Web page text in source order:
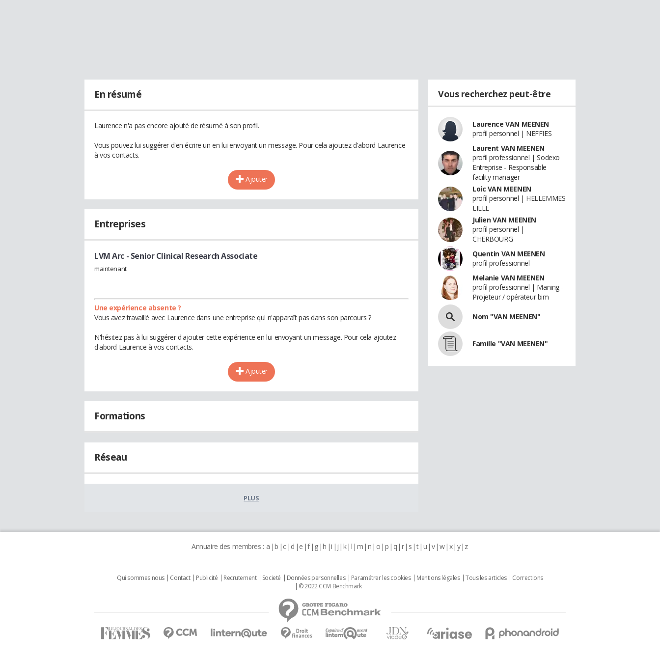
En résumé
Laurence n'a pas encore ajouté de résumé à son profil.
Vous pouvez lui suggérer d'en écrire un en lui envoyant un message. Pour cela ajoutez d'abord Laurence
à vos contacts.
Ajouter
Entreprises
LVM Arc - Senior Clinical Research Associate
maintenant
Une expérience absente ?
Vous avez travaillé avec Laurence dans une entreprise qui n'apparaît pas dans son parcours ?
N'hésitez pas à lui suggérer d'ajouter cette expérience en lui envoyant un message. Pour cela ajoutez
d'abord Laurence à vos contacts.
Ajouter
Formations
Réseau
PLUS
Vous recherchez peut-être
Laurence VAN MEENEN
profil personnel | NEFFIES
Laurent VAN MEENEN
profil professionnel | Sodexo
Entreprise - Responsable
facility manager
Loic VAN MEENEN
profil personnel | HELLEMMES
LILLE
Julien VAN MEENEN
profil personnel |
CHERBOURG
Quentin VAN MEENEN
profil professionnel
Melanie VAN MEENEN
profil professionnel | Maning -
Projeteur / opérateur bim
Nom "VAN MEENEN"
Famille "VAN MEENEN"
Annuaire des membres : a b c d e f g h i j k l m n o p q r s t u v w x y z
Qui sommes nous Contact Publicité Recrutement Societé Données personnelles Paramétrer les cookies Mentions légales Tous les articles
Corrections
© 2022 CCM Benchmark